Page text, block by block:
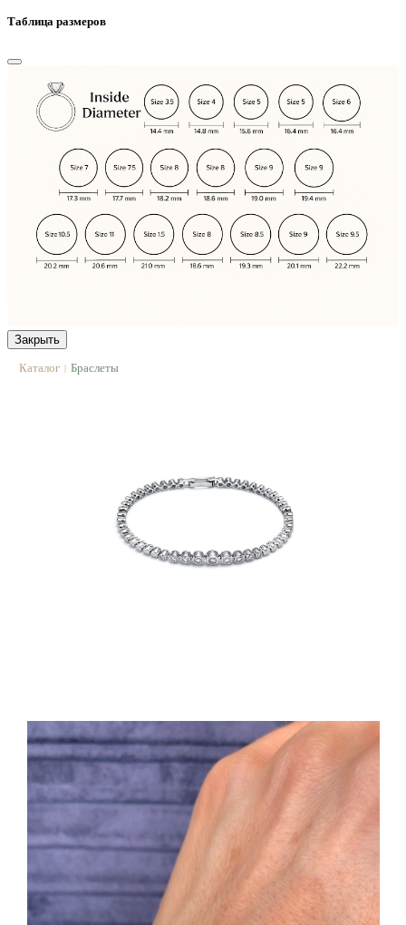
Таблица размеров
Закрыть
Каталог | Браслеты